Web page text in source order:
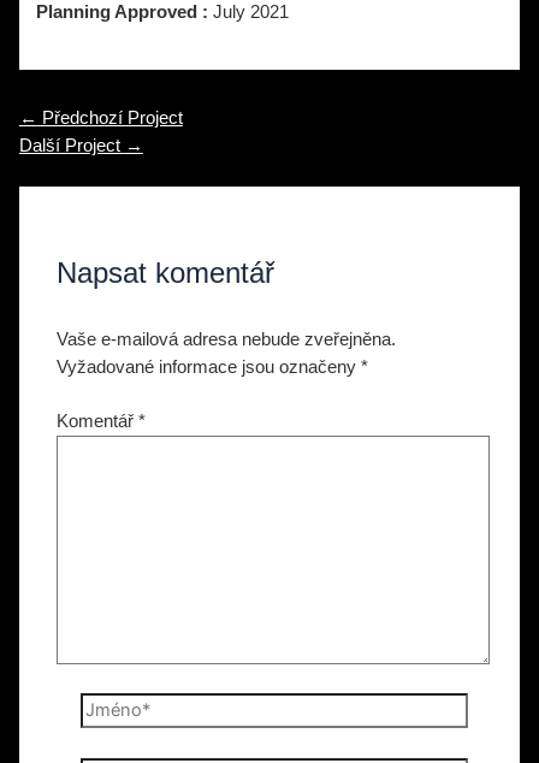
Planning Approved :July 2021
← Předchozí Project
Další Project →
Napsat komentář
Vaše e-mailová adresa nebude zveřejněna.
Vyžadované informace jsou označeny*
Komentář*